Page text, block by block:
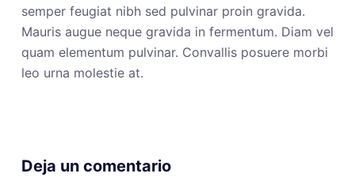
semper feugiat nibh sed pulvinar proin gravida.
Mauris augue neque gravida in fermentum. Diam vel
quam elementum pulvinar. Convallis posuere morbi
leo urna molestie at.
Deja un comentario